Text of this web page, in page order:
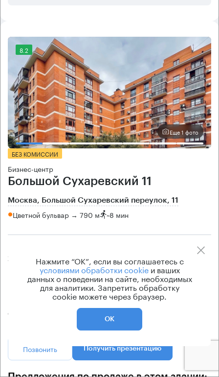
8.2
Еще 1 фото
БЕЗ КОМИССИИ
Бизнес-центр
Большой Сухаревский 11
Москва, Большой Сухаревский переулок, 11
Цветной бульвар → 790 м ~8 мин
222 кв.м
Класс офисов Тип здания
Жилое здание
Кондиционирование
сплит-системы
Позвонить Получить презентацию
Нажмите “ОК”, если вы соглашаетесь с
условиями обработки cookieи ваших
данных о поведении на сайте, необходимых
для аналитики. Запретить обработку
cookie можете через браузер.
ОК